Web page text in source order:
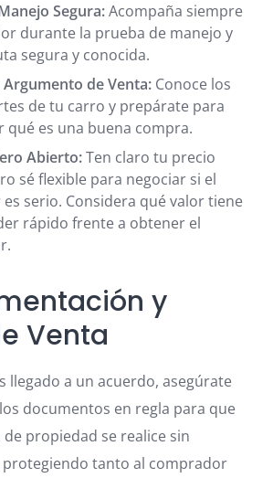
Segura:Acompaña siempre
durante la prueba de manejo y
segura y conocida.
de Venta: Conoce los
de tu carro y prepárate para
qué es una buena compra.
Abierto:Ten claro tu precio
sé flexible para negociar si el
serio. Considera qué valor tiene
rápido frente a obtener el
y
Venta
llegado a un acuerdo, asegúrate
documentos en regla para que
propiedad se realice sin
tanto al comprador